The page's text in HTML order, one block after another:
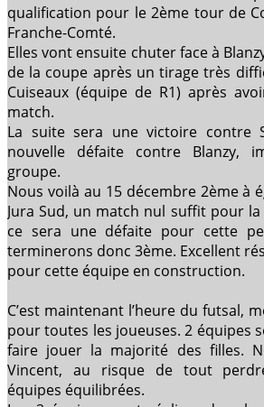
qualification pour le 2ème tour de
Franche-Comté.
Elles vont ensuite chuter face à
de la coupe après un tirage très
Cuiseaux (équipe de R1) après
match.
La suite sera une victoire contre
nouvelle défaite contre Blanzy,
groupe.
Nous voilà au 15 décembre 2ème à
Jura Sud, un match nul suffit pour
ce sera une défaite pour cette
terminerons donc 3ème. Excellent
pour cette équipe en construction.
C’est maintenant l’heure du futsal,
pour toutes les joueuses. 2 équipes
faire jouer la majorité des filles.
Vincent, au risque de tout
équipes équilibrées.